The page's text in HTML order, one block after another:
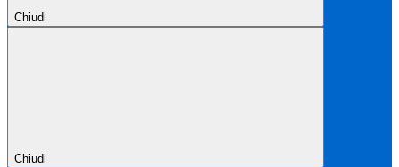
Chiudi
Chiudi